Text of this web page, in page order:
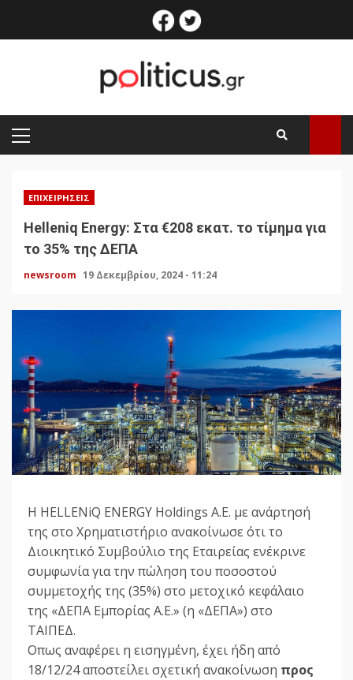
facebook
PRIMARY
MENU
ΕΠΙΧΕΙΡΉΣΕΙΣ
Helleniq Energy: Στα €208 εκατ. το τίμημα για
το 35% της ΔΕΠΑ
newsroom 19 Δεκεμβρίου, 2024 - 11:24
Η HELLENiQ ENERGY Holdings A.E. με ανάρτησή
της στο Χρηματιστήριο ανακοίνωσε ότι το
Διοικητικό Συμβούλιο της Εταιρείας ενέκρινε
συμφωνία για την πώληση του ποσοστού
συμμετοχής της (35%) στο μετοχικό κεφάλαιο
της «ΔΕΠΑ Εμπορίας Α.Ε.» (η «ΔΕΠΑ») στο
ΤΑΙΠΕΔ.
Οπως αναφέρει η εισηγμένη, έχει ήδη από
18/12/24 αποστείλει σχετική ανακοίνωση προς